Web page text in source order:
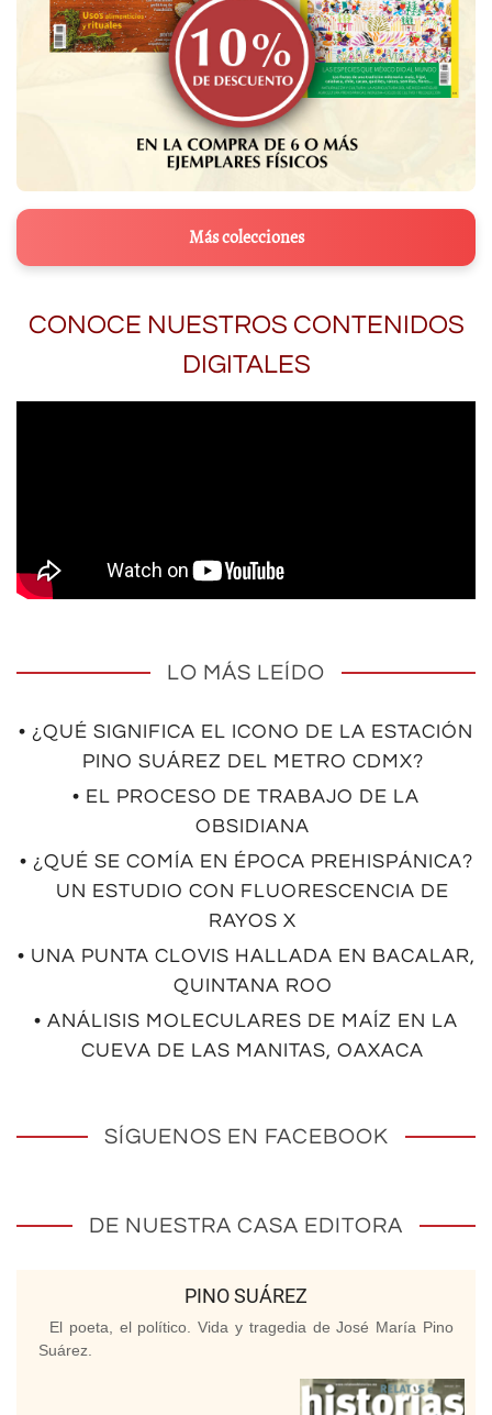
Más colecciones
CONOCE NUESTROS CONTENIDOS
DIGITALES
LO MÁS LEÍDO
• ¿QUÉ SIGNIFICA EL ICONO DE LA ESTACIÓN
PINO SUÁREZ DEL METRO CDMX?
• EL PROCESO DE TRABAJO DE LA
OBSIDIANA
• ¿QUÉ SE COMÍA EN ÉPOCA PREHISPÁNICA?
UN ESTUDIO CON FLUORESCENCIA DE
RAYOS X
• UNA PUNTA CLOVIS HALLADA EN BACALAR,
QUINTANA ROO
• ANÁLISIS MOLECULARES DE MAÍZ EN LA
CUEVA DE LAS MANITAS, OAXACA
SÍGUENOS EN FACEBOOK
DE NUESTRA CASA EDITORA
PINO SUÁREZ
El poeta, el político. Vida y tragedia de José María Pino
Suárez.